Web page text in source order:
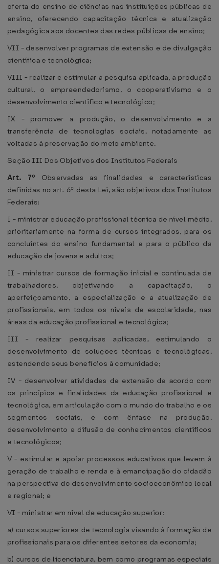
oferta do ensino de ciências nas instituições públicas de
ensino, oferecendo capacitação técnica e atualização
pedagógica aos docentes das redes públicas de ensino;
VII - desenvolver programas de extensão e de divulgação
científica e tecnológica;
VIII - realizar e estimular a pesquisa aplicada, a produção
cultural, o empreendedorismo, o cooperativismo e o
desenvolvimento científico e tecnológico;
IX - promover a produção, o desenvolvimento e a
transferência de tecnologias sociais, notadamente as
voltadas à preservação do meio ambiente.
Seção III Dos Objetivos dos Institutos Federais
Art. 7º Observadas as finalidades e características
definidas no art. 6º desta Lei, são objetivos dos Institutos
Federais:
I - ministrar educação profissional técnica de nível médio,
prioritariamente na forma de cursos integrados, para os
concluintes do ensino fundamental e para o público da
educação de jovens e adultos;
II - ministrar cursos de formação inicial e continuada de
trabalhadores, objetivando a capacitação, o
aperfeiçoamento, a especialização e a atualização de
profissionais, em todos os níveis de escolaridade, nas
áreas da educação profissional e tecnológica;
III - realizar pesquisas aplicadas, estimulando o
desenvolvimento de soluções técnicas e tecnológicas,
estendendo seus benefícios à comunidade;
IV - desenvolver atividades de extensão de acordo com
os princípios e finalidades da educação profissional e
tecnológica, em articulação com o mundo do trabalho e os
segmentos sociais, e com ênfase na produção,
desenvolvimento e difusão de conhecimentos científicos
e tecnológicos;
V - estimular e apoiar processos educativos que levem à
geração de trabalho e renda e à emancipação do cidadão
na perspectiva do desenvolvimento socioeconômico local
e regional; e
VI - ministrar em nível de educação superior:
a) cursos superiores de tecnologia visando à formação de
profissionais para os diferentes setores da economia;
b) cursos de licenciatura, bem como programas especiais